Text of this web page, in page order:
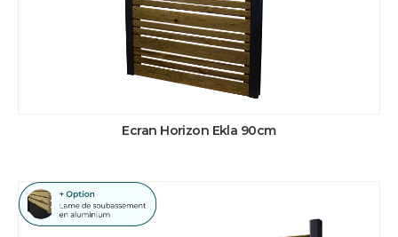
Ecran Horizon Ekla 90cm